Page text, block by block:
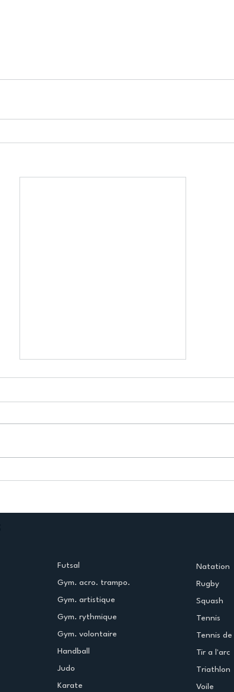
termine la saison en
Futsal
Gym. acro. trampo.
Gym. artistique
Gym. rythmique
Gym. volontaire
Handball
Judo
Karate
Natation
Rugby
Squash
Tennis
Tennis
Tir a l'arc
Triathlon
Voile